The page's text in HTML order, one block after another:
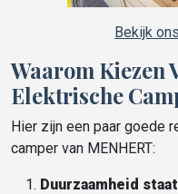
Bekijk
Waarom Kiezen
Elektrische
Hier zijn een paar goede
camper van MENHERT:
Duurzaamheid